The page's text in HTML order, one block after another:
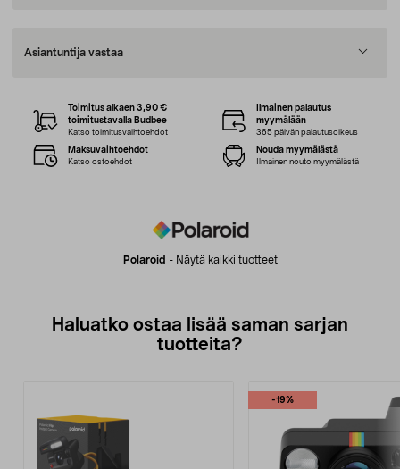
Asiantuntija vastaa
Polaroid - Näytä kaikki tuotteet
Toimitus alkaen 3,90 €
toimitustavalla Budbee
Katso toimitusvaihtoehdot
Ilmainen palautus
myymälään
365 päivän palautusoikeus
Maksuvaihtoehdot
Katso ostoehdot
Nouda myymälästä
Ilmainen nouto myymälästä
Haluatko ostaa lisää saman sarjan
tuotteita?
-19%